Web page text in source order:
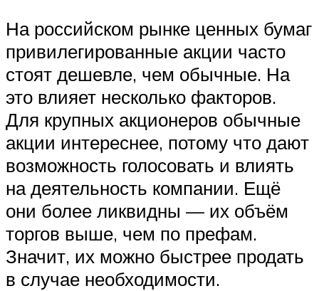
На российском рынке ценных бумаг
привилегированные акции часто
стоят дешевле, чем обычные. На
это влияет несколько факторов.
Для крупных акционеров обычные
акции интереснее, потому что дают
возможность голосовать и влиять
на деятельность компании. Ещё
они более ликвидны — их объём
торгов выше, чем по префам.
Значит, их можно быстрее продать
в случае необходимости.